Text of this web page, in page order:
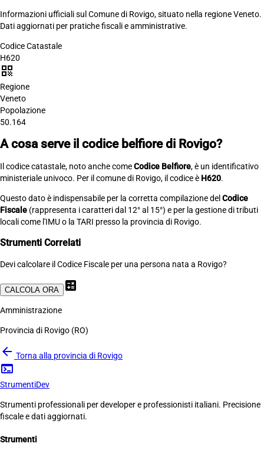
Informazioni ufficiali sul Comune di Rovigo, situato nella regione Veneto.
Dati aggiornati per pratiche fiscali e amministrative.
Codice Catastale
H620
qr_code
Regione
Veneto
Popolazione
50.164
A cosa serve il codice belfiore di Rovigo?
Il codice catastale, noto anche comeCodice Belfiore, è un identificativo
ministeriale univoco. Per il comune di Rovigo, il codice è H620.
Questo dato è indispensabile per la corretta compilazione del Codice
Fiscale (rappresenta i caratteri dal 12° al 15°) e per la gestione di tributi
locali come l'IMU o la TARI presso la provincia di Rovigo.
Strumenti Correlati
Devi calcolare il Codice Fiscale per una persona nata a Rovigo?
CALCOLA ORA calculate
Amministrazione
Provincia di Rovigo (RO)
arrow_back Torna alla provincia di Rovigo
terminal
StrumentiDev
Strumenti professionali per developer e professionisti italiani. Precisione
fiscale e dati aggiornati.
Strumenti